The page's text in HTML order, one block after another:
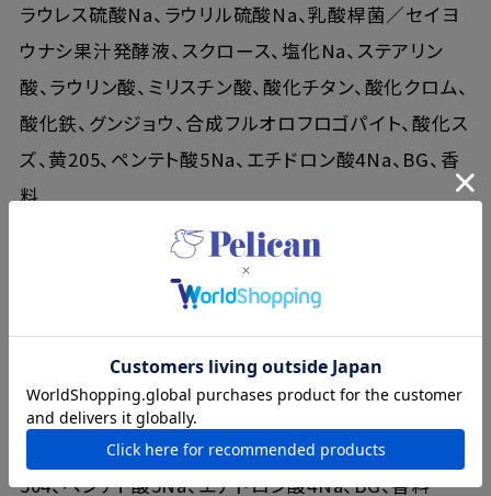
ラウレス硫酸Na、ラウリル硫酸Na、乳酸桿菌／セイヨ
ウナシ果汁発酵液、スクロース、塩化Na、ステアリン
酸、ラウリン酸、ミリスチン酸、酸化チタン、酸化クロム、
酸化鉄、グンジョウ、合成フルオロフロゴパイト、酸化ス
ズ、黄205、ペンテト酸5Na、エチドロン酸4Na、BG、香
料
販売名：タルトサボン レモン
全成分：水、石ケン素地、グリセリン、PG、ソルビトール、
ラウレス硫酸Na、ラウリル硫酸Na、レモン果実エキス、
スクロース、塩化Na、ステアリン酸、ラウリン酸、ミリス
チン酸、酸化チタン、酸化鉄、グンジョウ、黄205、赤
504、ペンテト酸5Na、エチドロン酸4Na、BG、香料